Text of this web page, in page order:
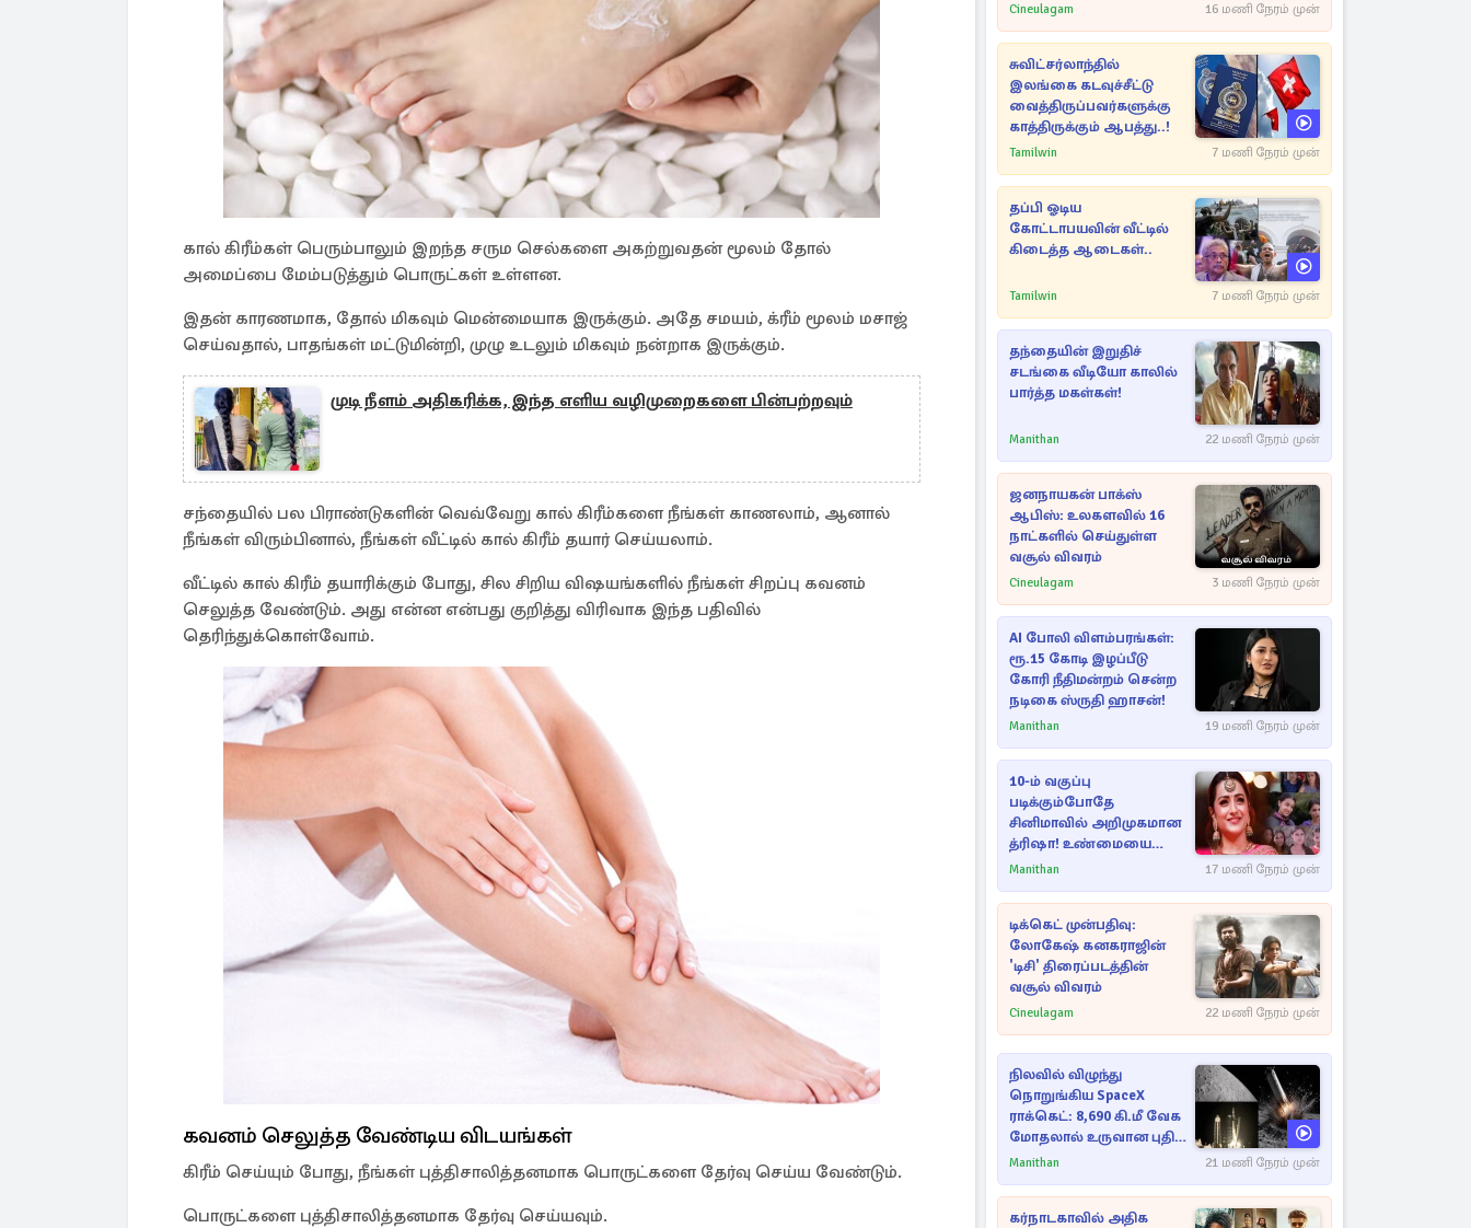
கால் கிரீம்கள் பெரும்பாலும் இறந்த சரும செல்களை அகற்றுவதன் மூலம் தோல்
அமைப்பை மேம்படுத்தும் பொருட்கள் உள்ளன.
இதன் காரணமாக, தோல் மிகவும் மென்மையாக இருக்கும். அதே சமயம், க்ரீம் மூலம் மசாஜ்
செய்வதால், பாதங்கள் மட்டுமின்றி, முழு உடலும் மிகவும் நன்றாக இருக்கும்.
முடி நீளம் அதிகரிக்க, இந்த எளிய வழிமுறைகளை பின்பற்றவும்
சந்தையில் பல பிராண்டுகளின் வெவ்வேறு கால் கிரீம்களை நீங்கள் காணலாம், ஆனால்
நீங்கள் விரும்பினால், நீங்கள் வீட்டில் கால் கிரீம் தயார் செய்யலாம்.
வீட்டில் கால் கிரீம் தயாரிக்கும் போது, ​​​​சில சிறிய விஷயங்களில் நீங்கள் சிறப்பு கவனம்
செலுத்த வேண்டும். அது என்ன என்பது குறித்து விரிவாக இந்த பதிவில்
தெரிந்துக்கொள்வோம்.
கவனம் செலுத்த வேண்டிய விடயங்கள்
கிரீம் செய்யும் போது, ​​நீங்கள் புத்திசாலித்தனமாக பொருட்களை தேர்வு செய்ய வேண்டும்.
பொருட்களை புத்திசாலித்தனமாக தேர்வு செய்யவும்.
Cineulagam 16 மணி நேரம் முன்
சுவிட்சர்லாந்தில்
இலங்கை கடவுச்சீட்டு
வைத்திருப்பவர்களுக்கு
காத்திருக்கும் ஆபத்து..!
Tamilwin 7 மணி நேரம் முன்
தப்பி ஓடிய
கோட்டாபயவின் வீட்டில்
கிடைத்த ஆடைகள்..
Tamilwin 7 மணி நேரம் முன்
தந்தையின் இறுதிச்
சடங்கை வீடியோ காலில்
பார்த்த மகள்கள்!
Manithan 22 மணி நேரம் முன்
ஜனநாயகன் பாக்ஸ்
ஆபிஸ்: உலகளவில் 16
நாட்களில் செய்துள்ள
வசூல் விவரம்
Cineulagam 3 மணி நேரம் முன்
AI போலி விளம்பரங்கள்:
ரூ.15 கோடி இழப்பீடு
கோரி நீதிமன்றம் சென்ற
நடிகை ஸ்ருதி ஹாசன்!
Manithan 19 மணி நேரம் முன்
10-ம் வகுப்பு
படிக்கும்போதே
சினிமாவில் அறிமுகமான
த்ரிஷா! உண்மையை
பகிர்ந்த இயக்குநர் பிரவீன்
Manithan 17 மணி நேரம் முன்
டிக்கெட் முன்பதிவு:
லோகேஷ் கனகராஜின்
'டிசி' திரைப்படத்தின்
வசூல் விவரம்
Cineulagam 22 மணி நேரம் முன்
நிலவில் விழுந்து
நொறுங்கிய SpaceX
ராக்கெட்: 8,690 கி.மீ வேக
மோதலால் உருவான புதிய
பள்ளம்!
Manithan 21 மணி நேரம் முன்
கர்நாடகாவில் அதிக